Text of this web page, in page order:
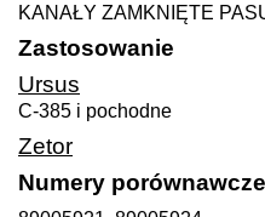
KANAŁY ZAMKNIĘTE
Zastosowanie
Ursus
C-385 i pochodne
Zetor
Numery porównawcze